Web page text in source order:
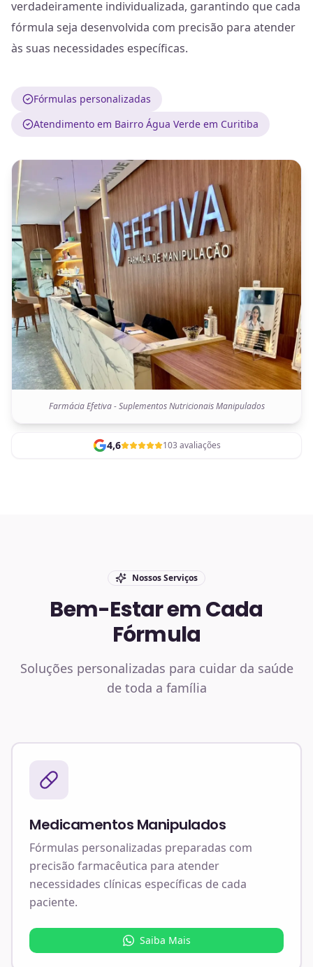
verdadeiramente individualizada, garantindo que cada
fórmula seja desenvolvida com precisão para atender
às suas necessidades específicas.
Fórmulas personalizadas
Atendimento em Bairro Água Verde em Curitiba
Farmácia Efetiva - Suplementos Nutricionais Manipulados
4,6 103 avaliações
Nossos Serviços
Bem-Estar em Cada
Fórmula
Soluções personalizadas para cuidar da saúde
de toda a família
Medicamentos Manipulados
Fórmulas personalizadas preparadas com
precisão farmacêutica para atender
necessidades clínicas específicas de cada
paciente.
Saiba Mais